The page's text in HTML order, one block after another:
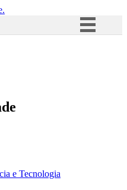
Acesso à informação
e Tecnologia